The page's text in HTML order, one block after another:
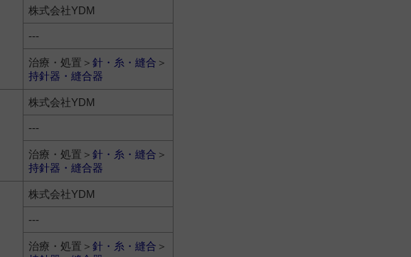
株式会社YDM
---
治療・処置＞ 針・糸・縫合 ＞
持針器・縫合器
株式会社YDM
---
治療・処置＞ 針・糸・縫合 ＞
持針器・縫合器
株式会社YDM
---
治療・処置＞ 針・糸・縫合 ＞